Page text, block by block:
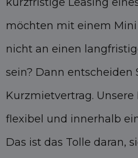
möchten mit einem
nicht an einen
sein? Dann entscheiden
Kurzmietvertrag.
flexibel und innerhalb
Das ist das Tolle daran,